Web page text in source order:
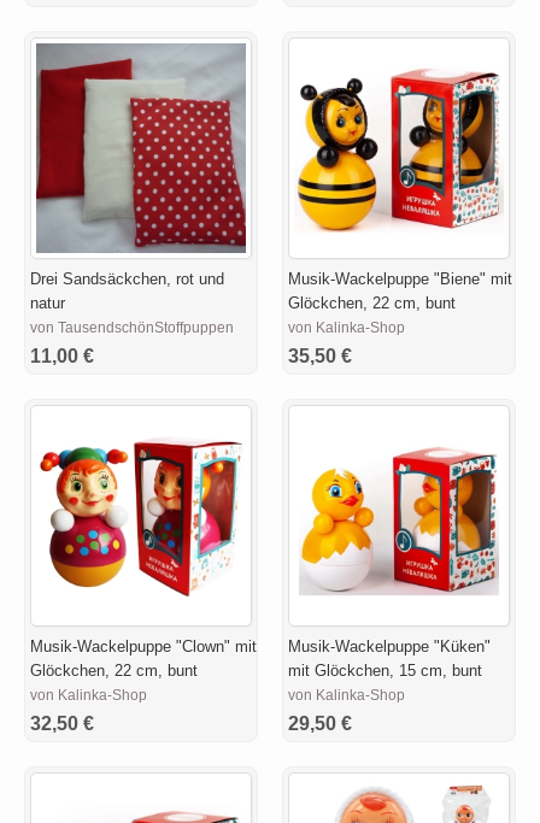
Drei Sandsäckchen, rot und
natur
von TausendschönStoffpuppen
11,00 €
Musik-Wackelpuppe "Biene" mit
Glöckchen, 22 cm, bunt
von Kalinka-Shop
35,50 €
Musik-Wackelpuppe "Clown" mit
Glöckchen, 22 cm, bunt
von Kalinka-Shop
32,50 €
Musik-Wackelpuppe "Küken"
mit Glöckchen, 15 cm, bunt
von Kalinka-Shop
29,50 €